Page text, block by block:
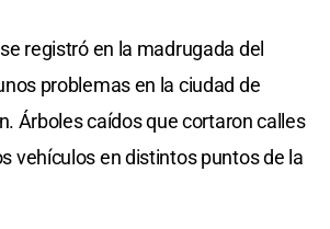
registró en la madrugada del
problemas en la ciudad de
Árboles caídos que cortaron calles
vehículos en distintos puntos de la